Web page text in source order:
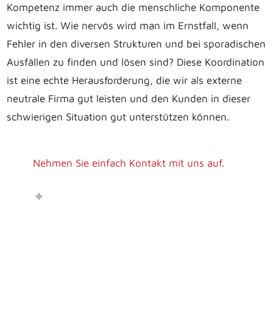
Kompetenz immer auch die menschliche Komponente
wichtig ist. Wie nervös wird man im Ernstfall, wenn
Fehler in den diversen Strukturen und bei sporadischen
Ausfällen zu finden und lösen sind? Diese Koordination
ist eine echte Herausforderung, die wir als externe
neutrale Firma gut leisten und den Kunden in dieser
schwierigen Situation gut unterstützen können.
Nehmen Sie einfach Kontakt mit uns auf.